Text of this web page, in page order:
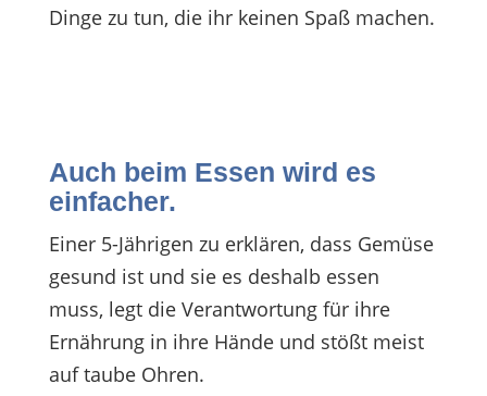
Dinge zu tun, die ihr keinen Spaß machen.
Auch beim Essen wird es
einfacher.
Einer 5-Jährigen zu erklären, dass Gemüse
gesund ist und sie es deshalb essen
muss, legt die Verantwortung für ihre
Ernährung in ihre Hände und stößt meist
auf taube Ohren.